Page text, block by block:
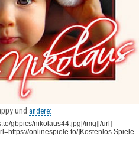
und andere: